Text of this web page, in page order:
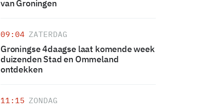
van Groningen
09:04 ZATERDAG
Groningse 4daagse laat komende week
duizenden Stad en Ommeland
ontdekken
11:15 ZONDAG